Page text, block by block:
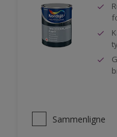
Sammenligne